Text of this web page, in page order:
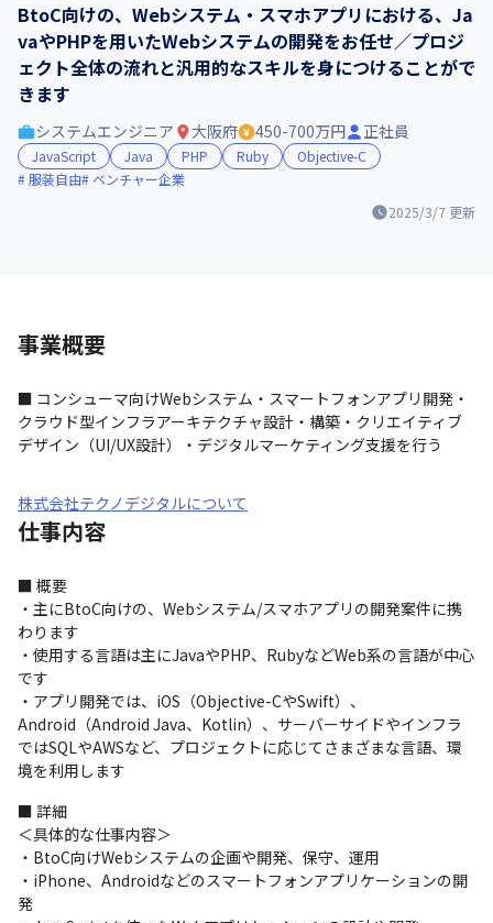
BtoC向けの、Webシステム・スマホアプリにおける、Ja
vaやPHPを用いたWebシステムの開発をお任せ／プロジ
ェクト全体の流れと汎用的なスキルを身につけることがで
きます
2025/3/7 更新
システムエンジニア 大阪府 450-700万円 正社員
JavaScript Java PHP Ruby
Objective-C
服装自由
ベンチャー企業
事業概要
■ コンシューマ向けWebシステム・スマートフォンアプリ開発・
クラウド型インフラアーキテクチャ設計・構築・クリエイティブ
デザイン（UI/UX設計）・デジタルマーケティング支援を行う
株式会社テクノデジタルについて
仕事内容
■ 概要
・主にBtoC向けの、Webシステム/スマホアプリの開発案件に携
わります
・使用する言語は主にJavaやPHP、RubyなどWeb系の言語が中心
です
・アプリ開発では、iOS（Objective-CやSwift）、
Android（Android Java、Kotlin）、サーバーサイドやインフラ
ではSQLやAWSなど、プロジェクトに応じてさまざまな言語、環
境を利用します
■ 詳細
＜具体的な仕事内容＞
・BtoC向けWebシステムの企画や開発、保守、運用
・iPhone、Androidなどのスマートフォンアプリケーションの開
発